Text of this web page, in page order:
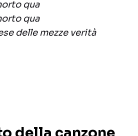
qua
qua
delle mezze verità